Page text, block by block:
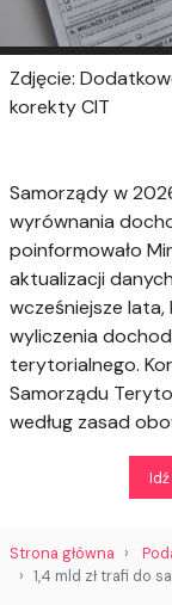
Zdjęcie:
korekty CIT
Samorządy w
wyrównania
poinformowało
aktualizacji
wcześniejsze lata,
wyliczenia
terytorialnego.
Samorządu
według zasad
Strona główna
1,4 mld zł trafi do